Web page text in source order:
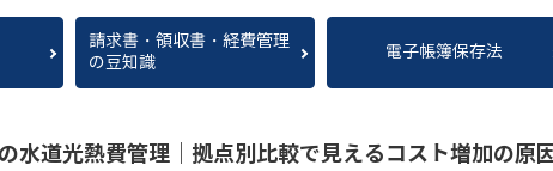
請求書・領収書・経費管理
の豆知識
電子帳簿保存法
水道光熱費管理｜拠点別比較で見えるコスト増加の原因